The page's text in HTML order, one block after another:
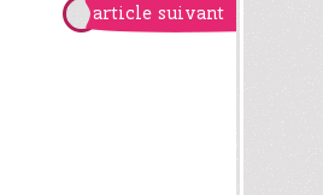
article suivant